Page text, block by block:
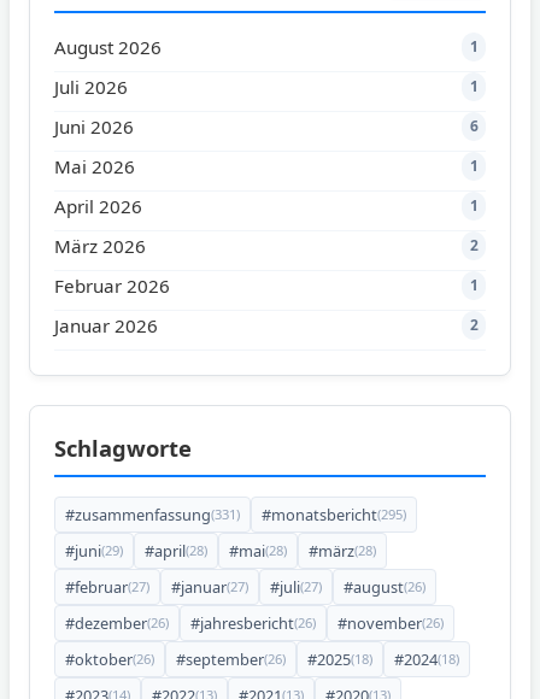
August 2026 1
Juli 2026 1
Juni 2026 6
Mai 2026 1
April 2026 1
März 2026 2
Februar 2026 1
Januar 2026 2
Schlagworte
#zusammenfassung(331) #monatsbericht(295)
#juni(29) #april(28) #mai(28) #märz(28)
#februar(27) #januar(27) #juli(27) #august(26)
#dezember(26) #jahresbericht(26) #november(26)
#oktober(26) #september(26) #2025(18) #2024(18)
(14) (13) (13) (13)